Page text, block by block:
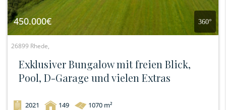
360°
450.000€
26899 Rhede,
Exklusiver Bungalow mit freien Blick,
Pool, D-Garage und vielen Extras
2021 149 1070 m²